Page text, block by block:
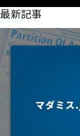
㍅㍚㌲㋊㎨㎋㎫㎆㌹搲㍜㌪㌠
錗帰㌶㍵㍒壼㌱僰攲㍁㌷㍉㋭
㍢㍲㎘㍶㍓㍖竬稐珌㎦㌖㍯
鍼㍮㌪㎇㍱㎄㎰㎘㍳㌲ȹ镦橛
曨厼㎝㏜㏌蔵啒免刈㎶荓㎙㎥
蕝啺㏕㏇㏃晹㏜㏠㎿㐇摂宯
絲㐴扂窘㐤㎷㐠㐦㑁㐀㐦趼㐁
皏力㐮藍嗪㑓铎怲㑺堔㑫㑊
NEWS
最新記事